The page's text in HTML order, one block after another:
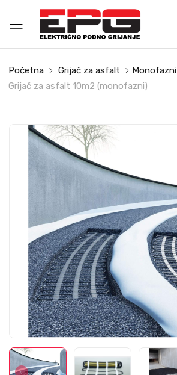
Početna Grijač za asfalt
Monofazni
Grijač za asfalt 10m2 (monofazni)